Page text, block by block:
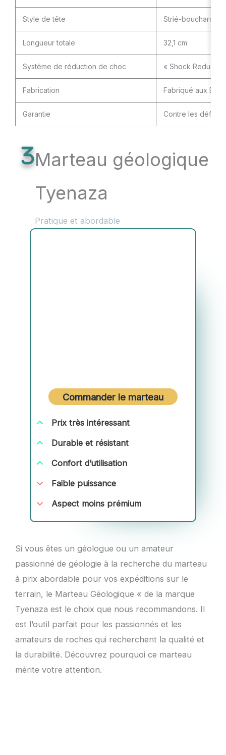
Style de tête Strié-bouchardé
Longueur totale 32,1 cm
Système de réduction de choc « Shock
Fabrication Fabriqué aux
Garantie Contre les
Marteau géologique
Tyenaza
Pratique et abordable
Commander le marteau
Prix très intéressant
Durable et résistant
Confort d’utilisation
Faible puissance
Aspect moins prémium
Si vous êtes un géologue ou un amateur
passionné de géologie à la recherche du marteau
à prix abordable pour vos expéditions sur le
terrain, le Marteau Géologique « de la marque
Tyenaza est le choix que nous recommandons. Il
est l’outil parfait pour les passionnés et les
amateurs de roches qui recherchent la qualité et
la durabilité. Découvrez pourquoi ce marteau
mérite votre attention.